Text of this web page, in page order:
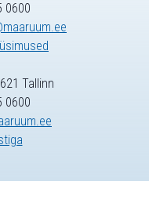
0600
Tallinn
0600